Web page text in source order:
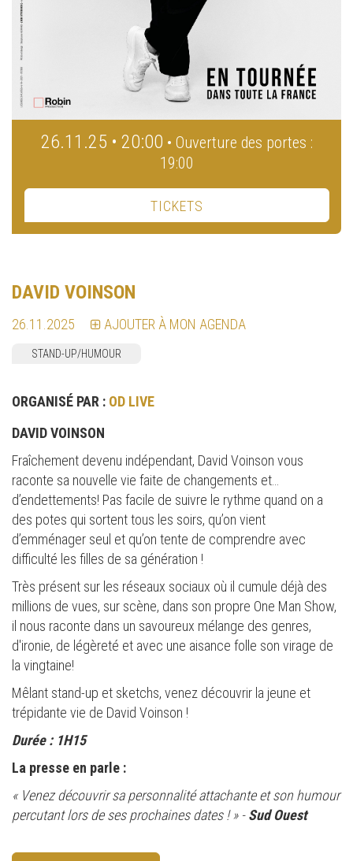
26.11.25 • 20:00 • Ouverture des portes :
19:00
TICKETS
DAVID VOINSON
26.11.2025 AJOUTER À MON AGENDA
STAND-UP/HUMOUR
ORGANISÉ PAR : OD LIVE
DAVID VOINSON
Fraîchement devenu indépendant, David Voinson vous
raconte sa nouvelle vie faite de changements et…
d’endettements! Pas facile de suivre le rythme quand on a
des potes qui sortent tous les soirs, qu’on vient
d’emménager seul et qu’on tente de comprendre avec
difficulté les filles de sa génération !
Très présent sur les réseaux sociaux où il cumule déjà des
millions de vues, sur scène, dans son propre One Man Show,
il nous raconte dans un savoureux mélange des genres,
d'ironie, de légèreté et avec une aisance folle son virage de
la vingtaine!
Mêlant stand-up et sketchs, venez découvrir la jeune et
trépidante vie de David Voinson !
Durée : 1H15
La presse en parle :
« Venez découvrir sa personnalité attachante et son humour
percutant lors de ses prochaines dates ! » -Sud Ouest